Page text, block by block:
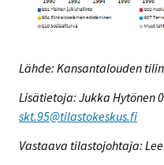
Lähde: Kansantalouden
Lisätietoja: Jukka Hytönen
skt.95@tilastokeskus.fi
Vastaava tilastojohtaja: